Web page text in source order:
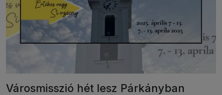
Városmisszió hét lesz Párkányban